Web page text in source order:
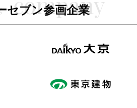
セブン参画企業